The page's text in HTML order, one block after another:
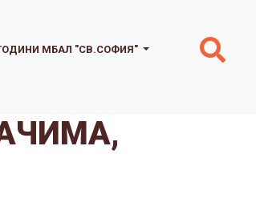
МБАЛ "СВ.СОФИЯ"